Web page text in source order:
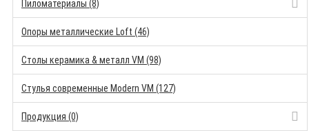
Пиломатериалы (8)
Опоры металлические Loft (46)
Столы керамика & металл VM (98)
Стулья современные Modern VM (127)
Продукция (0)